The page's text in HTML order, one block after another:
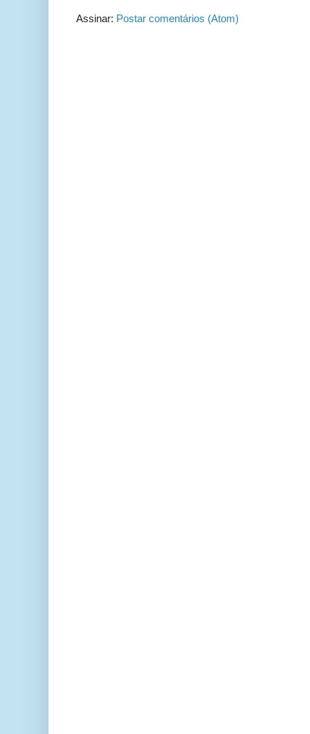
Assinar: Postar comentários (Atom)